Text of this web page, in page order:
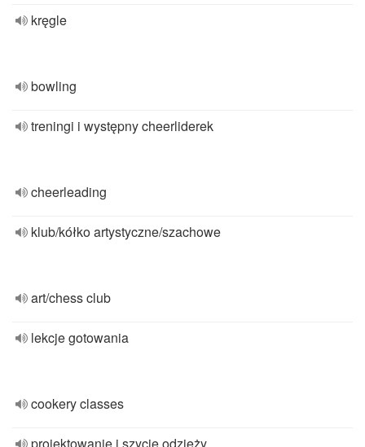
kręgle
bowling
treningi i występny cheerliderek
cheerleading
klub/kółko artystyczne/szachowe
art/chess club
lekcje gotowania
cookery classes